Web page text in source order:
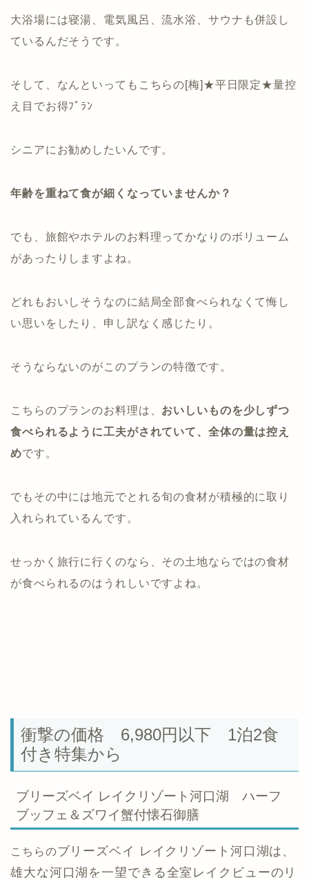
大浴場には寝湯、電気風呂、流水浴、サウナも併設し
ているんだそうです。
そして、なんといってもこちらの[梅]★平日限定★量控
え目でお得ﾌﾟﾗﾝ
シニアにお勧めしたいんです。
年齢を重ねて食が細くなっていませんか？
でも、旅館やホテルのお料理ってかなりのボリューム
があったりしますよね。
どれもおいしそうなのに結局全部食べられなくて悔し
い思いをしたり、申し訳なく感じたり。
そうならないのがこのプランの特徴です。
こちらのプランのお料理は、 おいしいものを少しずつ
食べられるように工夫がされていて、全体の量は控え
めです。
でもその中には地元でとれる旬の食材が積極的に取り
入れられているんです。
せっかく旅行に行くのなら、その土地ならではの食材
が食べられるのはうれしいですよね。
衝撃の価格 6,980円以下 1泊2食
付き特集から
ブリーズベイ レイクリゾート河口湖 ハーフ
ブッフェ＆ズワイ蟹付懐石御膳
こちらのブリーズベイ レイクリゾート河口湖は、
雄大な河口湖を一望できる全室レイクビューのリ